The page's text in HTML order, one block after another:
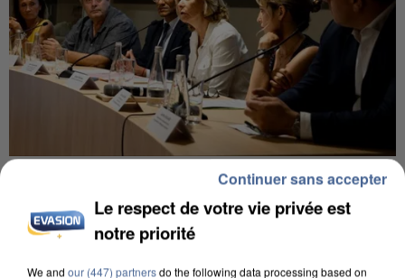
INCENDIES : L’ÎLE-DE-FRANCE LANCE UN ÉLAN
Le respect de votre vie privée est
notre priorité
We and our (447) partnersdo the following data processing based on
Continuer sans accepter